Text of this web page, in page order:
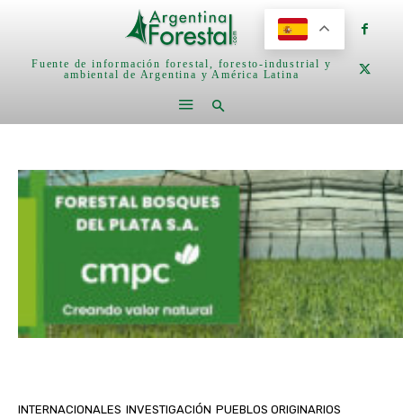
Fuente de información forestal, foresto-industrial y
ambiental de Argentina y América Latina
INTERNACIONALES INVESTIGACIÓN PUEBLOS ORIGINARIOS